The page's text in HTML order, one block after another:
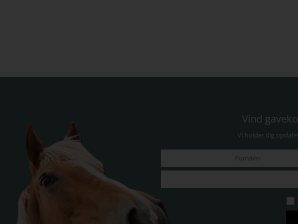
Vind
Vi holder dig